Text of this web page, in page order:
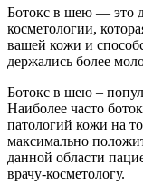
Ботокс в шею — это
косметологии,
вашей кожи и
держались более
Ботокс в шею –
Наиболее часто
патологий кожи на
максимально
данной области
врачу-косметологу.